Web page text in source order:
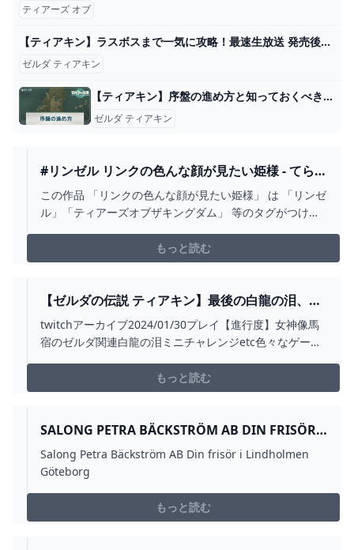
ティアーズ オブ
【ティアキン】ラスボスまで一気に攻略！最速生放送 発売後0時から part１『ゼルダの伝説 ティアーズ オブ ザ キングダム』 - YouTube
ゼルダ ティアキン
【ティアキン】序盤の進め方と知っておくべきこと【ゼルダの伝説ティアーズオブザキングダム】 - 神ゲー攻略
ゼルダ ティアキン
#リンゼル リンクの色んな顔が見たい姫様 - てらい
ちごのマンガ #ティアーズオブザキングダム #ゼ
ルダの伝説 - PIXIV
この作品 「リンクの色んな顔が見たい姫様」 は 「リンゼ
ル」「ティアーズオブザキングダム」 等のタグがつけら
だギリギリ付き合ってないリンゼルです彼のことをもっ
と知りたいって100年前の日記に書いてたけど、今でもそ
もっと読む
【ゼルダの伝説 ティアキン】最後の白龍の泪、そ
して復活のマスターソード その25 - YOUTUBE
twitchアーカイブ2024/01/30プレイ【進行度】女神像馬
宿のゼルダ関連白龍の泪ミニチャレンジetc色々なゲーム
生リストからだと検索しやすいと思いますBroadcasted
live on Twitch -- Watch live at https://w...
もっと読む
SALONG PETRA BÄCKSTRÖM AB DIN FRISÖR I
LINDHOLMEN GÖTEBORG
Salong Petra Bäckström AB Din frisör i Lindholmen
Göteborg
もっと読む